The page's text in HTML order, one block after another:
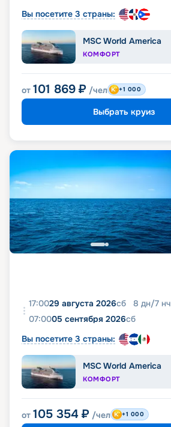
Вы посетите 3 страны:
MSC World America
КОМФОРТ
от 101 869 ₽ /чел +1 000
Выбрать круиз
17:0029 августа 2026сб 8 дн/7 нч
07:0005 сентября 2026сб
Вы посетите 3 страны:
MSC World America
КОМФОРТ
от 105 354 ₽ /чел +1 000